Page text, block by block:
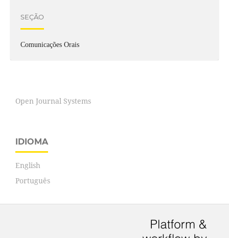
SEÇÃO
Comunicações Orais
Open Journal Systems
IDIOMA
English
Português